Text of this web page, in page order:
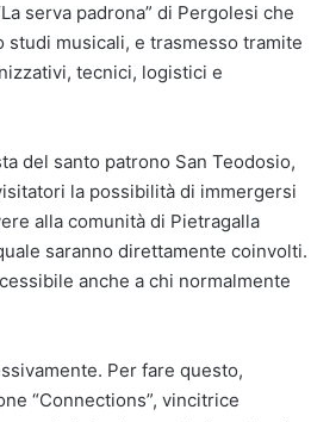
serva padrona” di Pergolesi che
studi musicali, e trasmesso tramite
tecnici, logistici e
del santo patrono San Teodosio,
la possibilità di immergersi
alla comunità di Pietragalla
saranno direttamente coinvolti.
anche a chi normalmente
Per fare questo,
“Connections”, vincitrice